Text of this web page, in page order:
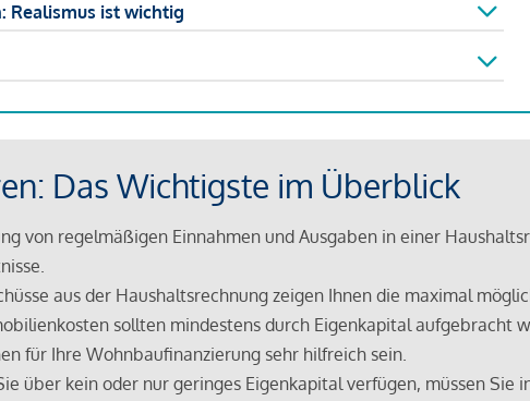
Realismus ist wichtig
Das Wichtigste im Überblick
von regelmäßigen Einnahmen und Ausgaben in einer
aus der Haushaltsrechnung zeigen Ihnen die maximal
sollten mindestens durch Eigenkapital aufgebracht
für Ihre Wohnbaufinanzierung sehr hilfreich sein.
über kein oder nur geringes Eigenkapital verfügen, müssen Sie